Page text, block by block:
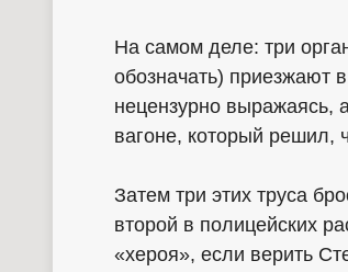
На самом деле: три
обозначать) приезжают
нецензурно выражаясь,
вагоне, который решил,
Затем три этих труса
второй в полицейских
«хероя», если верить